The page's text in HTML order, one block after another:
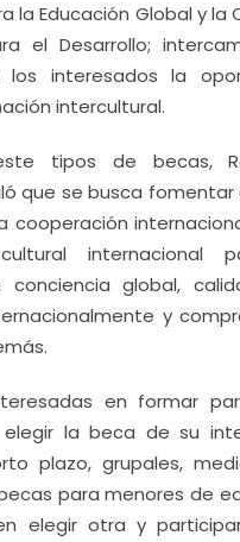
la Educación Global y la
el Desarrollo;
interesados la
intercultural.
tipos de becas,
que se busca fomentar
cooperación
internacional
conciencia global,
y
en formar
la beca de su
plazo, grupales,
para menores de
elegir otra y